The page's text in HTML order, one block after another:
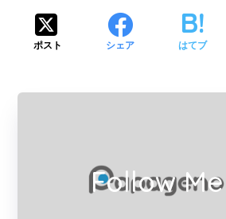
ポスト シェア はてブ
Follow Me